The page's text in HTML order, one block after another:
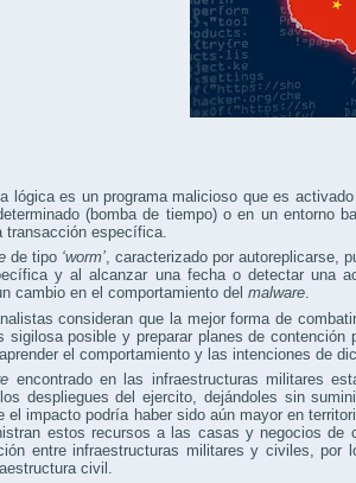
lógica es un programa malicioso que es
(bomba de tiempo) o en un entorno
transacción específica.
de tipo ‘worm’, caracterizado por autoreplicarse,
y al alcanzar una fecha o detectar una
cambio en el comportamiento del malware.
consideran que la mejor forma de
sigilosa posible y preparar planes de
el comportamiento y las intenciones de
encontrado en las infraestructuras militares
despliegues del ejercito, dejándoles sin
el impacto podría haber sido aún mayor en
estos recursos a las casas y negocios de
entre infraestructuras militares y civiles, por
civil.